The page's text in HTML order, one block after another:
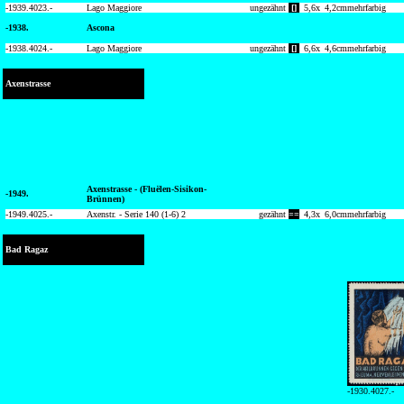
-1939. 4023.- Lago Maggiore ungezähnt [] 5,6x 4,2cmmehrfarbig
-1938.
Ascona
-1938. 4024.- Lago Maggiore ungezähnt [] 6,6x 4,6cmmehrfarbig
Axenstrasse
-1949.
Axenstrasse - (Fluëlen-Sisikon-
Brünnen)
-1949. 4025.- Axenstr. - Serie 140 (1-6) 2 gezähnt == 4,3x 6,0cmmehrfarbig
Bad Ragaz
-1930.4027.-